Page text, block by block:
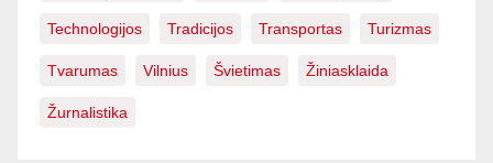
Technologijos Tradicijos Transportas Turizmas
Tvarumas Vilnius Švietimas Žiniasklaida
Žurnalistika